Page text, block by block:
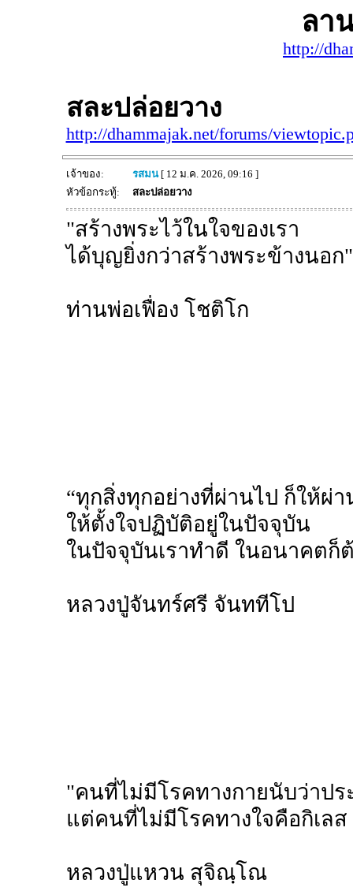
ลา
http://
สละปล่อยวาง
http://dhammajak.net/forums/
เจ้าของ: รสมน[ 12 ม.ค. 2026, 09:16 ]
หัวข้อกระทู้:
สละปล่อยวาง
"สร้างพระไว้ในใจของเรา
ได้บุญยิ่งกว่าสร้างพระข้างนอก"
ท่านพ่อเฟื่อง โชติโก
“ทุกสิ่งทุกอย่างที่ผ่านไป ก็ให้ผ่า
ให้ตั้งใจปฏิบัติอยู่ในปัจจุบัน
ในปัจจุบันเราทำดี ในอนาคตก็
หลวงปู่จันทร์ศรี จันททีโป
"คนที่ไม่มีโรคทางกายนับว่าปร
แต่คนที่ไม่มีโรคทางใจคือกิเลส
หลวงปู่แหวน สุจิณฺโณ